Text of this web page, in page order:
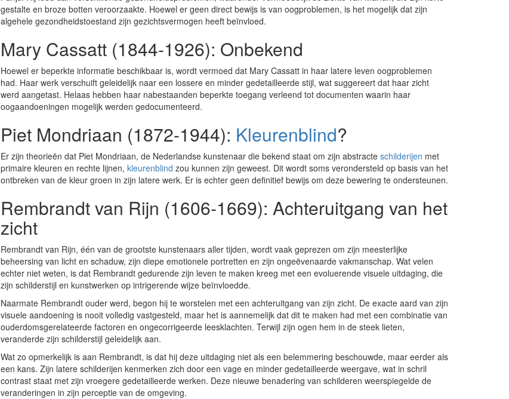
gestalte en broze botten veroorzaakte. Hoewel er geen direct bewijs is van oogproblemen, is het mogelijk dat zijn
algehele gezondheidstoestand zijn gezichtsvermogen heeft beïnvloed.
Mary Cassatt (1844-1926): Onbekend
Hoewel er beperkte informatie beschikbaar is, wordt vermoed dat Mary Cassatt in haar latere leven oogproblemen
had. Haar werk verschuift geleidelijk naar een lossere en minder gedetailleerde stijl, wat suggereert dat haar zicht
werd aangetast. Helaas hebben haar nabestaanden beperkte toegang verleend tot documenten waarin haar
oogaandoeningen mogelijk werden gedocumenteerd.
Piet Mondriaan (1872-1944): Kleurenblind?
Er zijn theorieën dat Piet Mondriaan, de Nederlandse kunstenaar die bekend staat om zijn abstracte schilderijen met
primaire kleuren en rechte lijnen, kleurenblind zou kunnen zijn geweest. Dit wordt soms verondersteld op basis van het
ontbreken van de kleur groen in zijn latere werk. Er is echter geen definitief bewijs om deze bewering te ondersteunen.
Rembrandt van Rijn (1606-1669): Achteruitgang van het
zicht
Rembrandt van Rijn, één van de grootste kunstenaars aller tijden, wordt vaak geprezen om zijn meesterlijke
beheersing van licht en schaduw, zijn diepe emotionele portretten en zijn ongeëvenaarde vakmanschap. Wat velen
echter niet weten, is dat Rembrandt gedurende zijn leven te maken kreeg met een evoluerende visuele uitdaging, die
zijn schilderstijl en kunstwerken op intrigerende wijze beïnvloedde.
Naarmate Rembrandt ouder werd, begon hij te worstelen met een achteruitgang van zijn zicht. De exacte aard van zijn
visuele aandoening is nooit volledig vastgesteld, maar het is aannemelijk dat dit te maken had met een combinatie van
ouderdomsgerelateerde factoren en ongecorrigeerde leesklachten. Terwijl zijn ogen hem in de steek lieten,
veranderde zijn schilderstijl geleidelijk aan.
Wat zo opmerkelijk is aan Rembrandt, is dat hij deze uitdaging niet als een belemmering beschouwde, maar eerder als
een kans. Zijn latere schilderijen kenmerken zich door een vage en minder gedetailleerde weergave, wat in schril
contrast staat met zijn vroegere gedetailleerde werken. Deze nieuwe benadering van schilderen weerspiegelde de
veranderingen in zijn perceptie van de omgeving.